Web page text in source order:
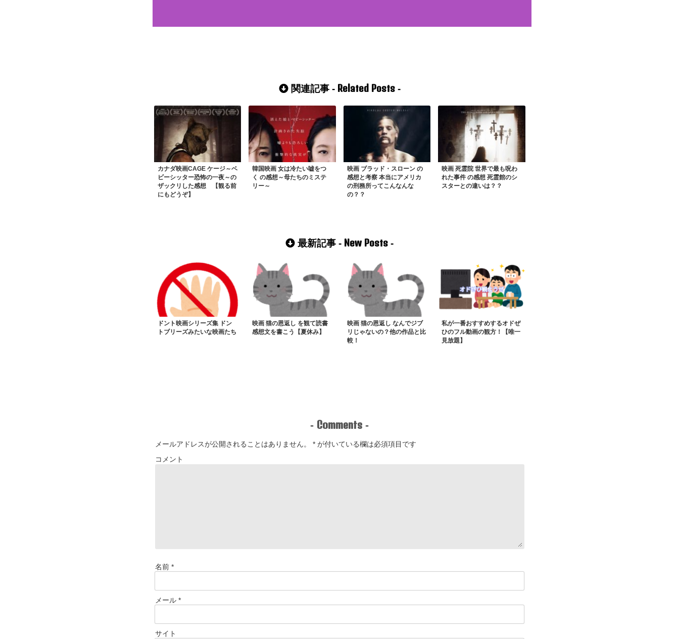
関連記事 - Related Posts-
カナダ映画CAGE ケージ～ベ
ビーシッター恐怖の一夜～の
ザックリした感想 【観る前
にもどうぞ】
韓国映画 女は冷たい嘘をつ
く の感想～母たちのミステ
リー～
映画 ブラッド・スローン の
感想と考察 本当にアメリカ
の刑務所ってこんなんな
の？？
映画 死霊院 世界で最も呪わ
れた事件 の感想 死霊館のシ
スターとの違いは？？
最新記事 - New Posts -
ドント映画シリーズ集 ドン
トブリーズみたいな映画たち
映画 猫の恩返し を観て読書
感想文を書こう【夏休み】
映画 猫の恩返し なんでジブ
リじゃないの？他の作品と比
較！
私が一番おすすめするオドぜ
ひのフル動画の観方！【唯一
見放題】
- Comments -
メールアドレスが公開されることはありません。 * が付いている欄は必須項目です
コメント
名前 *
メール *
サイト